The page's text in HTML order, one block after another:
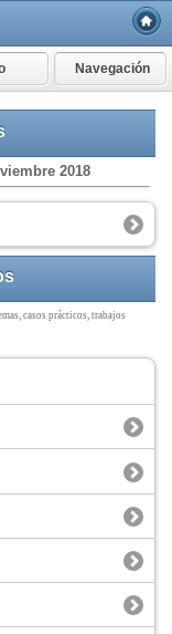
Navegación
2018
casos prácticos, trabajos